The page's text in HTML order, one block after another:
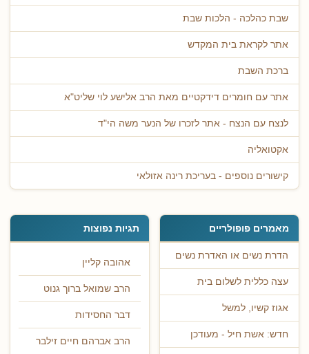
שבת כהלכה - הלכות שבת
אתר לקראת בית המקדש
ברכת השבת
אתר עם חומרים דידקטיים מאת הרב אלישע לוי שליט"א
לנצח עם הנצח - אתר לזכרו של הנער משה הי"ד
אקטואליה
קישורים נוספים - בעריכת רינה אזולאי
מאמרים פופולריים
הדרת נשים או האדרת נשים
עצה כללית לשלום בית
אגוז קשיו, למשל
חדש: אשת חיל - מעודכן
תגיות נפוצות
אהובה קליין
הרב שמואל ברוך גנוט
דבר החסידות
הרב אברהם חיים זילבר